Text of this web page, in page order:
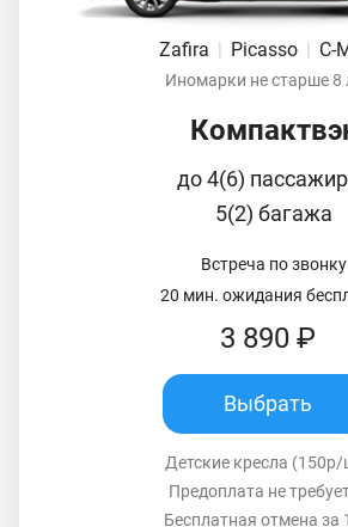
Zafira | Picasso | C-
Иномарки не старше 8
до 4(6)
5(2) багажа
Встреча по звонку
20 мин. ожидания
3 890 ₽
Выбрать
Детские кресла
Предоплата не
Бесплатная отмена за